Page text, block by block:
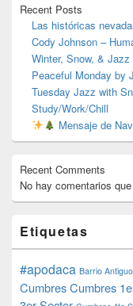
Recent Posts
Las históricas
Cody Johnson –
Winter, Snow, &
Peaceful Monday by
Tuesday Jazz with
Study/Work/Chill
Mensaje de
Recent Comments
No hay comentarios
Etiquetas
#apodaca Barrio Antiguo
CumbresCumbres